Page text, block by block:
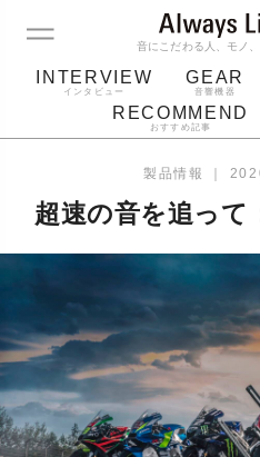
音にこだわる人、モノ
INTERVIEW
インタビュー
GEAR
音響機器
RECOMMEND
おすすめ記事
ジャケット
製品情報 ｜
超速の音を追っ